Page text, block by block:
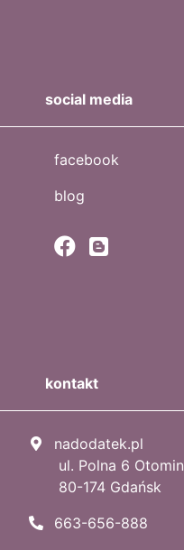
social media
facebook
blog
kontakt
nadodatek.pl
ul. Polna 6 Otomin
80-174 Gdańsk
663-656-888